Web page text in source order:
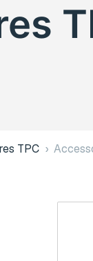
TPC ›